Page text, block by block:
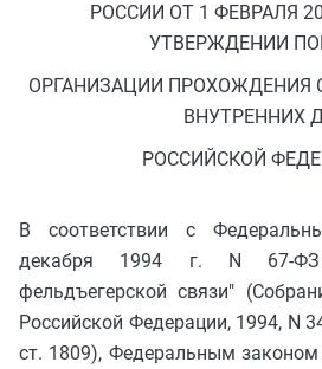
РОССИИ ОТ 1 ФЕВРАЛЯ
УТВЕРЖДЕНИИ
ОРГАНИЗАЦИИ ПРОХОЖДЕНИЯ
ВНУТРЕННИХ
РОССИЙСКОЙ
В соответствии с
декабря 1994 г. N 67-ФЗ
фельдъегерской связи"
Российской Федерации, 1994, N
ст. 1809), Федеральным